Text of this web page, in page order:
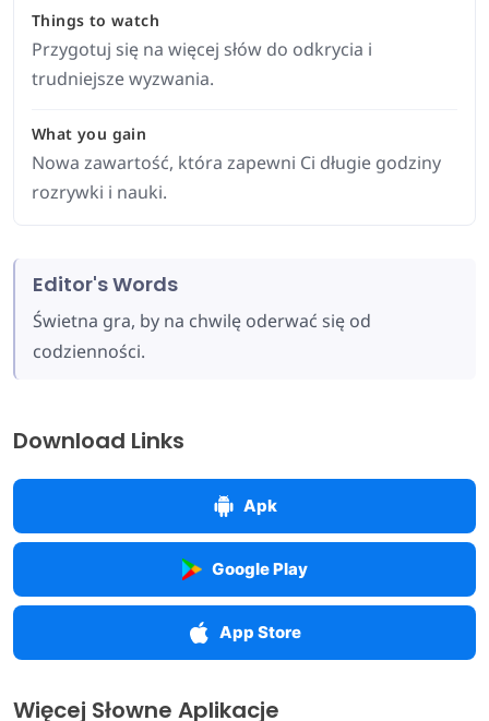
Things to watch
Przygotuj się na więcej słów do odkrycia i
trudniejsze wyzwania.
What you gain
Nowa zawartość, która zapewni Ci długie godziny
rozrywki i nauki.
Editor's Words
Świetna gra, by na chwilę oderwać się od
codzienności.
Download Links
Apk
Google Play
App Store
Więcej Słowne Aplikacje